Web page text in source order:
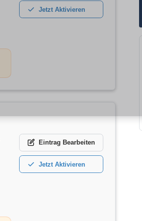
Jetzt Aktivieren
Eintrag Bearbeiten
Jetzt Aktivieren